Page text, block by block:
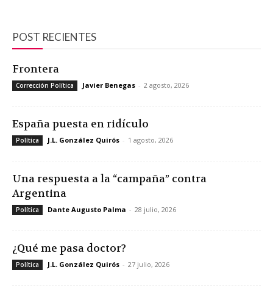
POST RECIENTES
Frontera
Corrección Política Javier Benegas - 2 agosto, 2026
España puesta en ridículo
Política J.L. González Quirós - 1 agosto, 2026
Una respuesta a la “campaña” contra
Argentina
Política Dante Augusto Palma - 28 julio, 2026
¿Qué me pasa doctor?
Política J.L. González Quirós - 27 julio, 2026